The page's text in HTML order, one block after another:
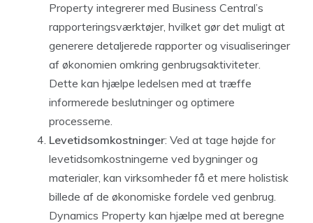
Property integrerer med Business Central’s
rapporteringsværktøjer, hvilket gør det muligt at
generere detaljerede rapporter og visualiseringer
af økonomien omkring genbrugsaktiviteter.
Dette kan hjælpe ledelsen med at træffe
informerede beslutninger og optimere
processerne.
Levetidsomkostninger: Ved at tage højde for
levetidsomkostningerne ved bygninger og
materialer, kan virksomheder få et mere holistisk
billede af de økonomiske fordele ved genbrug.
Dynamics Property kan hjælpe med at beregne